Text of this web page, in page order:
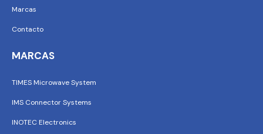
Marcas
Contacto
MARCAS
TIMES Microwave System
IMS Connector Systems
INOTEC Electronics